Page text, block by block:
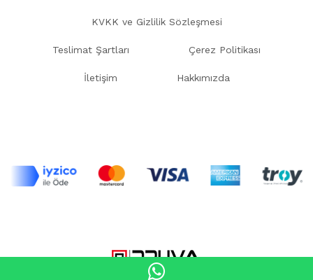
KVKK ve Gizlilik Sözleşmesi
Teslimat Şartları Çerez Politikası
İletişim Hakkımızda